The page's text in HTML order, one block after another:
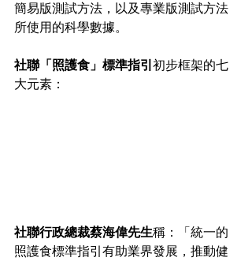
簡易版測試方法，以及專業版測試方法
所使用的科學數據。
社聯「照護食」標準指引 初步框架的七
大元素：
社聯行政總裁蔡海偉先生稱：「統一的
照護食標準指引有助業界發展，推動健